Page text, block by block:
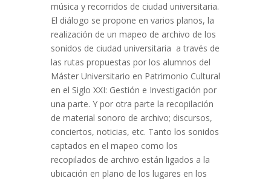
música y recorridos de ciudad universitaria.
El diálogo se propone en varios planos, la
realización de un mapeo de archivo de los
sonidos de ciudad universitaria a través de
las rutas propuestas por los alumnos del
Máster Universitario en Patrimonio Cultural
en el Siglo XXI: Gestión e Investigación por
una parte. Y por otra parte la recopilación
de material sonoro de archivo; discursos,
conciertos, noticias, etc. Tanto los sonidos
captados en el mapeo como los
recopilados de archivo están ligados a la
ubicación en plano de los lugares en los